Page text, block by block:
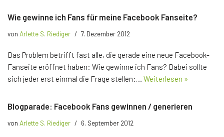
Wie gewinne ich Fans für meine Facebook Fanseite?
von Arlette S. Riediger 7. Dezember 2012
Das Problem betrifft fast alle, die gerade eine neue Facebook-
Fanseite eröffnet haben: Wie gewinne ich Fans? Dabei sollte
sich jeder erst einmal die Frage stellen:… Weiterlesen »
Blogparade: Facebook Fans gewinnen / generieren
von Arlette S. Riediger 6. September 2012